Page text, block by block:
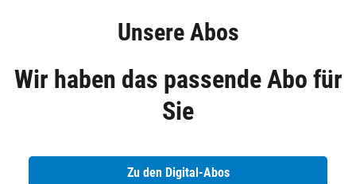
Unsere Abos
Wir haben das passende Abo für
Sie
Zu den Digital-Abos